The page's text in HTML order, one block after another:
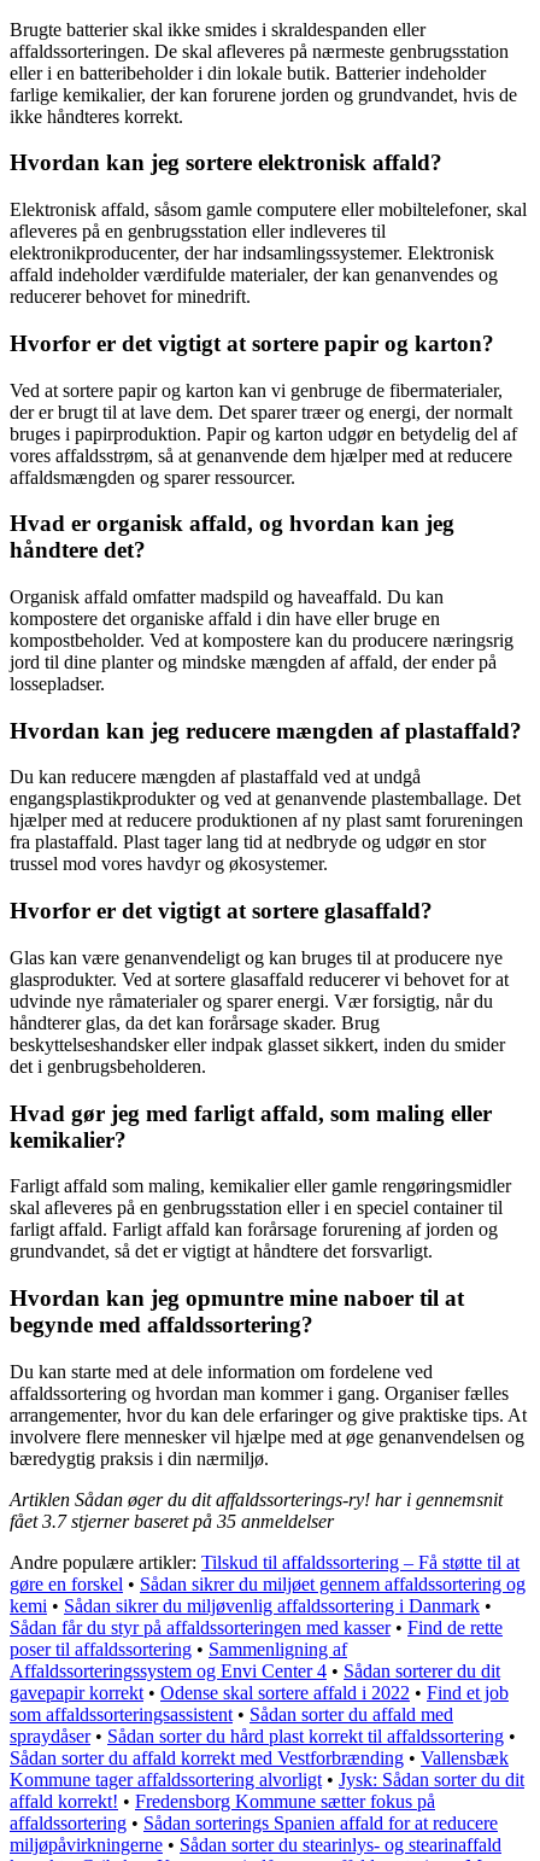
Brugte batterier skal ikke smides i skraldespanden eller
affaldssorteringen. De skal afleveres på nærmeste genbrugsstation
eller i en batteribeholder i din lokale butik. Batterier indeholder
farlige kemikalier, der kan forurene jorden og grundvandet, hvis de
ikke håndteres korrekt.
Hvordan kan jeg sortere elektronisk affald?
Elektronisk affald, såsom gamle computere eller mobiltelefoner, skal
afleveres på en genbrugsstation eller indleveres til
elektronikproducenter, der har indsamlingssystemer. Elektronisk
affald indeholder værdifulde materialer, der kan genanvendes og
reducerer behovet for minedrift.
Hvorfor er det vigtigt at sortere papir og karton?
Ved at sortere papir og karton kan vi genbruge de fibermaterialer,
der er brugt til at lave dem. Det sparer træer og energi, der normalt
bruges i papirproduktion. Papir og karton udgør en betydelig del af
vores affaldsstrøm, så at genanvende dem hjælper med at reducere
affaldsmængden og sparer ressourcer.
Hvad er organisk affald, og hvordan kan jeg
håndtere det?
Organisk affald omfatter madspild og haveaffald. Du kan
kompostere det organiske affald i din have eller bruge en
kompostbeholder. Ved at kompostere kan du producere næringsrig
jord til dine planter og mindske mængden af affald, der ender på
lossepladser.
Hvordan kan jeg reducere mængden af plastaffald?
Du kan reducere mængden af plastaffald ved at undgå
engangsplastikprodukter og ved at genanvende plastemballage. Det
hjælper med at reducere produktionen af ​​ny plast samt forureningen
fra plastaffald. Plast tager lang tid at nedbryde og udgør en stor
trussel mod vores havdyr og økosystemer.
Hvorfor er det vigtigt at sortere glasaffald?
Glas kan være genanvendeligt og kan bruges til at producere nye
glasprodukter. Ved at sortere glasaffald reducerer vi behovet for at
udvinde nye råmaterialer og sparer energi. Vær forsigtig, når du
håndterer glas, da det kan forårsage skader. Brug
beskyttelseshandsker eller indpak glasset sikkert, inden du smider
det i genbrugsbeholderen.
Hvad gør jeg med farligt affald, som maling eller
kemikalier?
Farligt affald som maling, kemikalier eller gamle rengøringsmidler
skal afleveres på en genbrugsstation eller i en speciel container til
farligt affald. Farligt affald kan forårsage forurening af jorden og
grundvandet, så det er vigtigt at håndtere det forsvarligt.
Hvordan kan jeg opmuntre mine naboer til at
begynde med affaldssortering?
Du kan starte med at dele information om fordelene ved
affaldssortering og hvordan man kommer i gang. Organiser fælles
arrangementer, hvor du kan dele erfaringer og give praktiske tips. At
involvere flere mennesker vil hjælpe med at øge genanvendelsen og
bæredygtig praksis i din nærmiljø.
Artiklen Sådan øger du dit affaldssorterings-ry! har i gennemsnit
fået3.7stjerner baseret på 35 anmeldelser
Andre populære artikler: Tilskud til affaldssortering – Få støtte til at
gøre en forskel • Sådan sikrer du miljøet gennem affaldssortering og
kemi • Sådan sikrer du miljøvenlig affaldssortering i Danmark •
Sådan får du styr på affaldssorteringen med kasser• Find de rette
poser til affaldssortering • Sammenligning af
Affaldssorteringssystem og Envi Center 4 • Sådan sorterer du dit
gavepapir korrekt • Odense skal sortere affald i 2022 • Find et job
som affaldssorteringsassistent • Sådan sorter du affald med
spraydåser• Sådan sorter du hård plast korrekt til affaldssortering •
Sådan sorter du affald korrekt med Vestforbrænding • Vallensbæk
Kommune tager affaldssortering alvorligt • Jysk: Sådan sorter du dit
affald korrekt! • Fredensborg Kommune sætter fokus på
affaldssortering • Sådan sorterings Spanien affald for at reducere
miljøpåvirkningerne • Sådan sorter du stearinlys- og stearinaffald